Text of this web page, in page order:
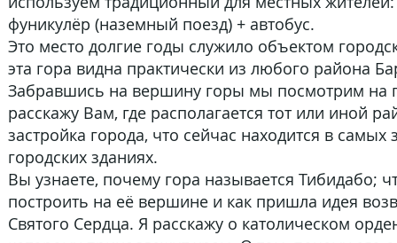
фуникулёр (наземный поезд) + автобус.
Это место долгие годы служило объектом
эта гора видна практически из любого района
Забравшись на вершину горы мы посмотрим на
расскажу Вам, где располагается тот или иной
застройка города, что сейчас находится в самых
городских зданиях.
Вы узнаете, почему гора называется Тибидабо;
построить на её вершине и как пришла идея
Святого Сердца. Я расскажу о католическом